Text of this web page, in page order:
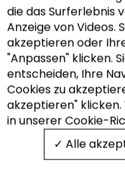
Recherche
14. ADEUS-
Strategie zur
energieversorgung und
raumplanung
die das Surferlebnis
Anzeige von Videos.
akzeptieren oder
"Anpassen" klicken.
entscheiden, Ihre
Cookies zu
akzeptieren"
in unserer Cookie-
Alle